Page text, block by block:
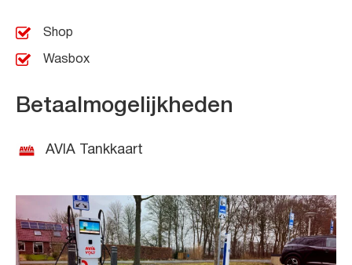
Shop
Wasbox
Betaalmogelijkheden
AVIA Tankkaart